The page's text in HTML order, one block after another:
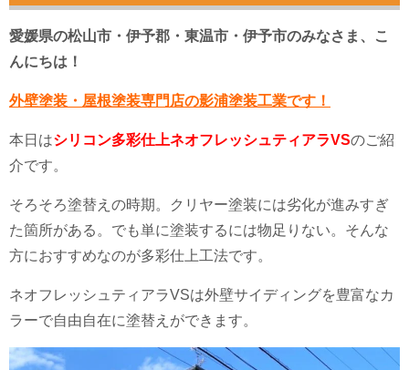
愛媛県の松山市・伊予郡・東温市・伊予市のみなさま、こ
んにちは！
外壁塗装・屋根塗装専門店の影浦塗装工業です！
本日はシリコン多彩仕上ネオフレッシュティアラVSのご紹
介です。
そろそろ塗替えの時期。クリヤー塗装には劣化が進みすぎ
た箇所がある。でも単に塗装するには物足りない。そんな
方におすすめなのが多彩仕上工法です。
ネオフレッシュティアラVSは外壁サイディングを豊富なカ
ラーで自由自在に塗替えができます。